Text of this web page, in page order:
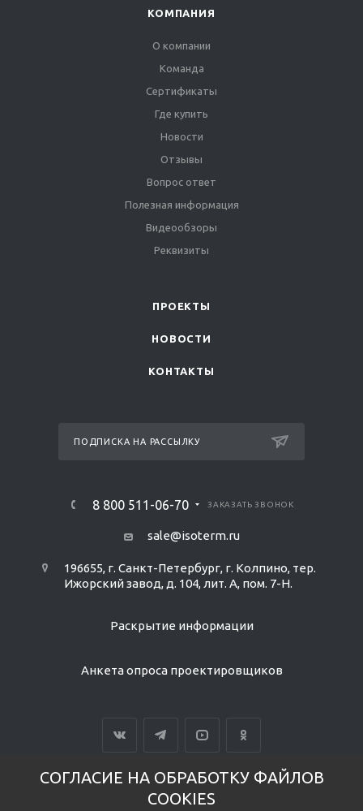
КОМПАНИЯ
О компании
Команда
Сертификаты
Где купить
Новости
Отзывы
Вопрос ответ
Полезная информация
Видеообзоры
Реквизиты
ПРОЕКТЫ
НОВОСТИ
КОНТАКТЫ
ПОДПИСКА НА РАССЫЛКУ
8 800 511-06-70 ЗАКАЗАТЬ ЗВОНОК
sale@isoterm.ru
196655, г. Санкт-Петербург, г. Колпино, тер.
Ижорский завод, д. 104, лит. А, пом. 7-Н.
Раскрытие информации
Анкета опроса проектировщиков
ВЕРСИЯ ДЛЯ ПЕЧАТИ
СОГЛАСИЕ НА ОБРАБОТКУ ФАЙЛОВ
COOKIES